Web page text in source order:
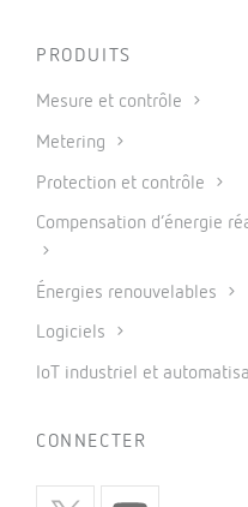
PRODUITS
Mesure et contrôle
Metering
Protection et contrôle
Compensation d’énergie
Énergies renouvelables
Logiciels
IoT industriel et
CONNECTER